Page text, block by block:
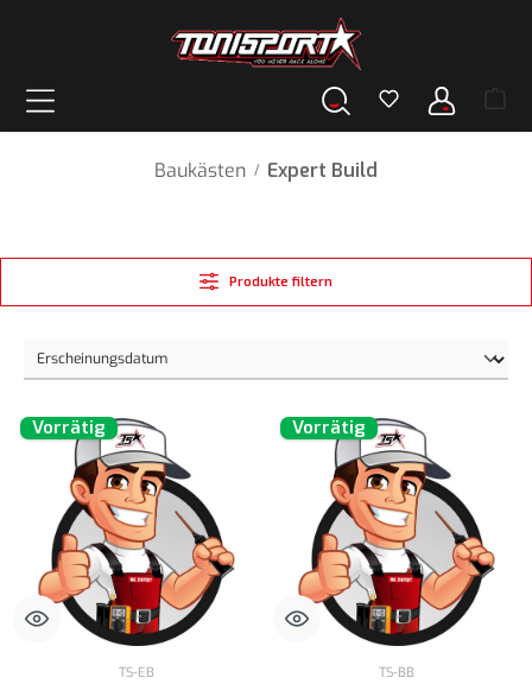
Baukästen / Expert Build
Produkte filtern
Vorrätig
TS-EB
Vorrätig
TS-BB